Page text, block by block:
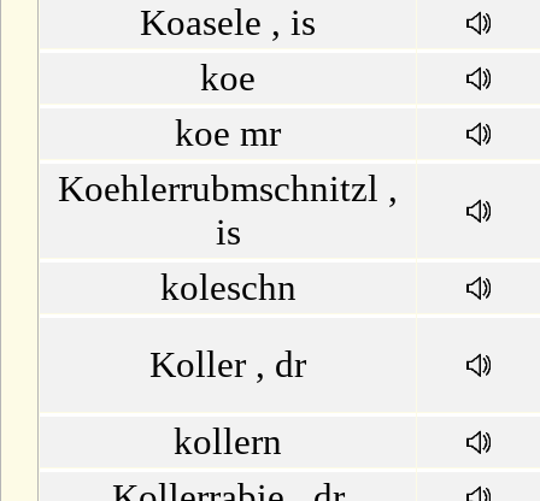
Koasele , is
koe
koe mr
Koehlerrubmschnitzl ,
is
koleschn
Koller , dr
kollern